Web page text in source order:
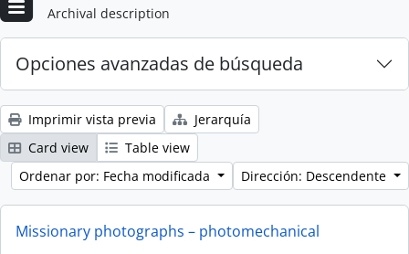
Archival description
Opciones avanzadas de búsqueda
Imprimir vista previa
Jerarquía
Card view
Table view
Ordenar por: Fecha modificada
Dirección: Descendente
Missionary photographs – photomechanical